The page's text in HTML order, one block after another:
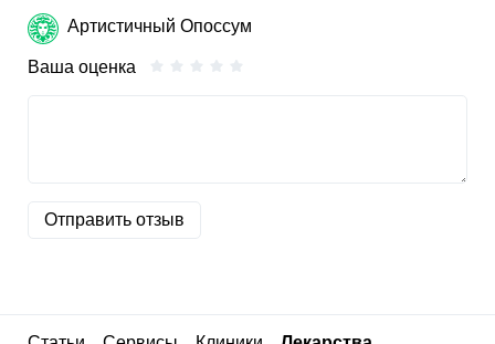
Артистичный Опоссум
Ваша оценка
Отправить отзыв